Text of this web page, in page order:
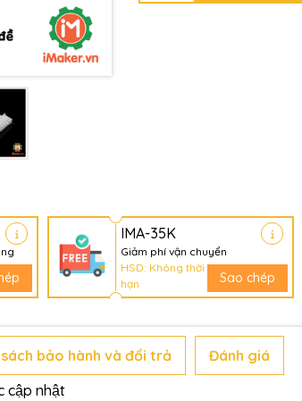
IMA-35K
Giảm phí vận chuyển
HSD: Không thời
hạn
Sao chép
sách bảo hành và đổi trả
Đánh giá
cập nhật